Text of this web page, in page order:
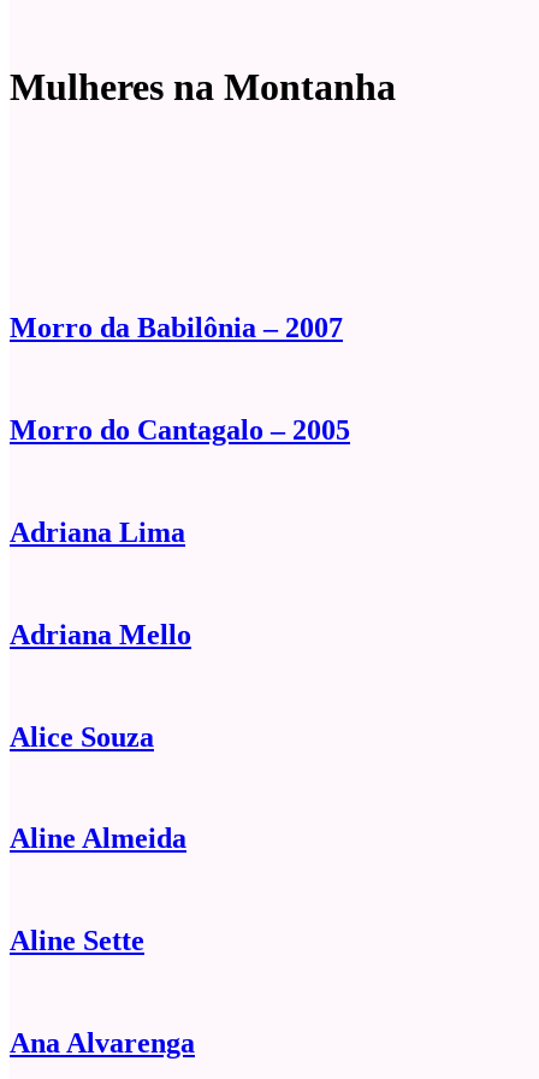
Mulheres na Montanha
Morro da Babilônia – 2007
Morro do Cantagalo – 2005
Adriana Lima
Adriana Mello
Alice Souza
Aline Almeida
Aline Sette
Ana Alvarenga